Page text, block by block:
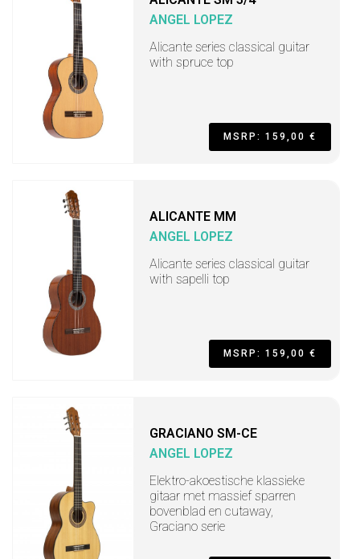
ANGEL LOPEZ
Alicante series classical guitar
with spruce top
MSRP: 159,00 €
ALICANTE MM
ANGEL LOPEZ
Alicante series classical guitar
with sapelli top
MSRP: 159,00 €
GRACIANO SM-CE
ANGEL LOPEZ
Elektro-akoestische klassieke
gitaar met massief sparren
bovenblad en cutaway,
Graciano serie